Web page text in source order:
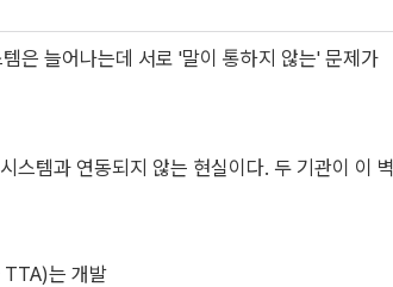
은 늘어나는데 서로 '말이 통하지 않는' 문제가
스템과 연동되지 않는 현실이다. 두 기관이 이 벽
TTA)는 개발